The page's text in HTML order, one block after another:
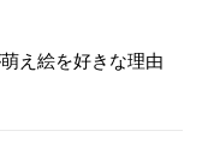
え絵を好きな理由